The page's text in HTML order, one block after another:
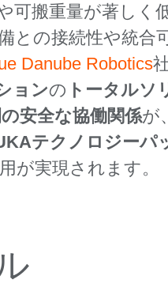
可搬重量が著しく
との接続性や統合
Danube Robotics
ョンの トータルソ
安全な協働関係が、
テクノロジーパ
が実現されます。